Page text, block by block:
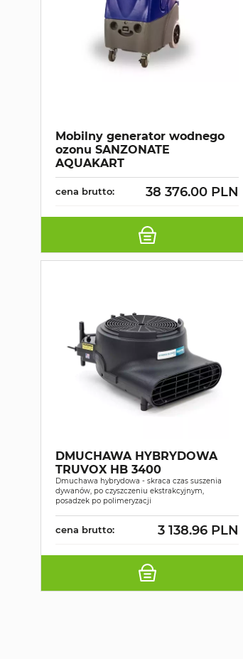
Mobilny generator wodnego
ozonu SANZONATE
AQUAKART
cena brutto: 38 376.00 PLN
DMUCHAWA HYBRYDOWA
TRUVOX HB 3400
Dmuchawa hybrydowa - skraca czas suszenia
dywanów, po czyszczeniu ekstrakcyjnym,
posadzek po polimeryzacji
cena brutto: 3 138.96 PLN